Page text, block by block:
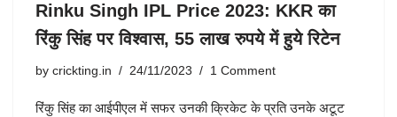
Rinku Singh IPL Price 2023: KKR का
रिंकु सिंह पर विश्वास, 55 लाख रुपये में हुये रिटेन
by crickting.in 24/11/2023 1 Comment
रिंकु सिंह का आईपीएल में सफर उनकी क्रिकेट के प्रति उनके अटूट